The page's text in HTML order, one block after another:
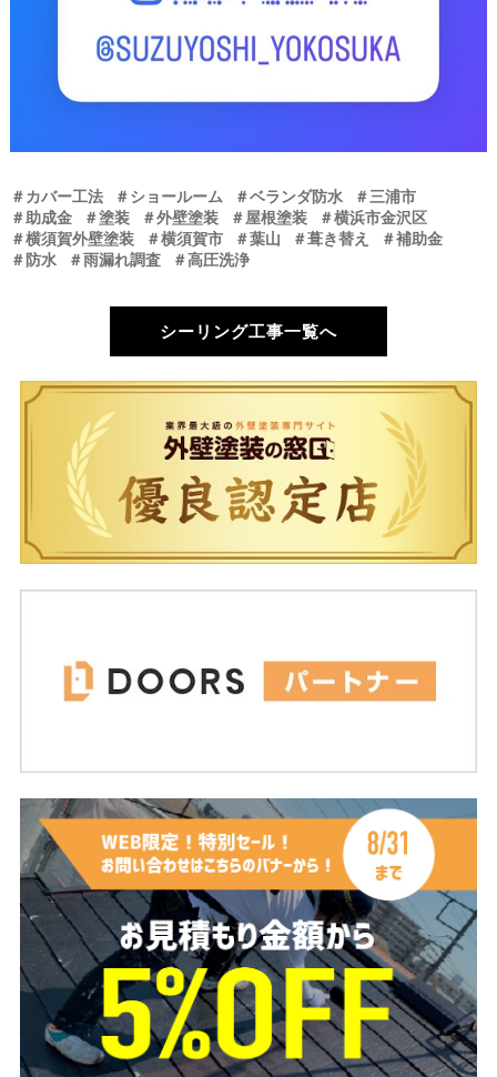
＃カバー工法 ＃ショールーム ＃ベランダ防水
＃三浦市
＃助成金
＃塗装 ＃外壁塗装 ＃屋根塗装
＃横浜市金沢区
＃横須賀外壁塗装
＃横須賀市 ＃葉山 ＃葺き替え
＃補助金
＃防水
＃雨漏れ調査 ＃高圧洗浄
シーリング工事一覧へ